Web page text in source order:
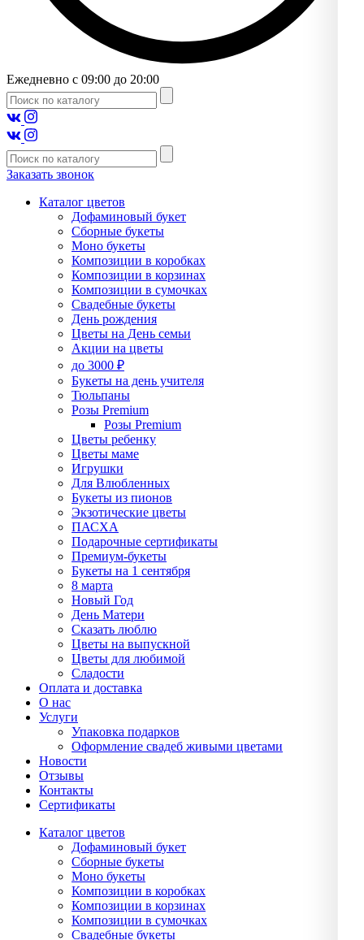
Ежедневно с 09:00 до 20:00
Заказать звонок
Каталог цветов
Дофаминовый букет
Сборные букеты
Моно букеты
Композиции в коробках
Композиции в корзинах
Композиции в сумочках
Свадебные букеты
День рождения
Цветы на День семьи
Акции на цветы
до 3000 ₽
Букеты на день учителя
Тюльпаны
Розы Premium
Розы Premium
Цветы ребенку
Цветы маме
Игрушки
Для Влюбленных
Букеты из пионов
Экзотические цветы
ПАСХА
Подарочные сертификаты
Премиум-букеты
Букеты на 1 сентября
8 марта
Новый Год
День Матери
Сказать люблю
Цветы на выпускной
Цветы для любимой
Сладости
Оплата и доставка
О нас
Услуги
Упаĸовĸа подарĸов
Оформление свадеб живыми цветами
Новости
Отзывы
Контакты
Сертификаты
Каталог цветов
Дофаминовый букет
Сборные букеты
Моно букеты
Композиции в коробках
Композиции в корзинах
Композиции в сумочках
Свадебные букеты